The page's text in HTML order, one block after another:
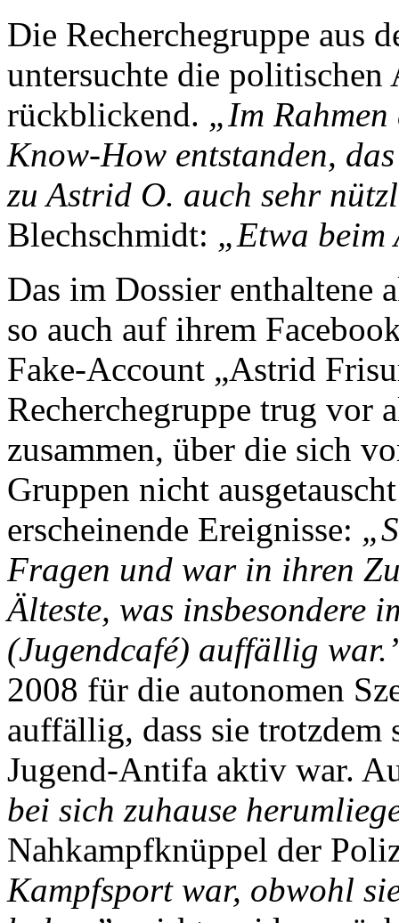
Die Recherchegruppe aus
untersuchte die
rückblickend. „Im
Know-How entstanden,
zu Astrid O. auch sehr
Blechschmidt: „Etwa
Das im Dossier enthaltene
so auch auf ihrem
Fake-Account „Astrid
Recherchegruppe trug vor
zusammen, über die sich
Gruppen nicht
erscheinende Ereignisse:
Fragen und war in ihren
Älteste, was insbesondere
(Jugendcafé) auffällig
2008 für die autonomen
auffällig, dass sie trotzdem
Jugend-Antifa aktiv war.
bei sich zuhause
Nahkampfknüppel der
Kampfsport war, obwohl